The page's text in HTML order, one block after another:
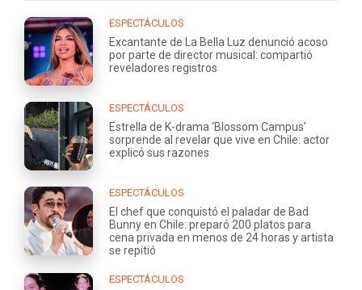
ESPECTÁCULOS
Excantante de La Bella Luz denunció acoso
por parte de director musical: compartió
reveladores registros
ESPECTÁCULOS
Estrella de K-drama ‘Blossom Campus’
sorprende al revelar que vive en Chile: actor
explicó sus razones
ESPECTÁCULOS
El chef que conquistó el paladar de Bad
Bunny en Chile: preparó 200 platos para
cena privada en menos de 24 horas y artista
se repitió
ESPECTÁCULOS